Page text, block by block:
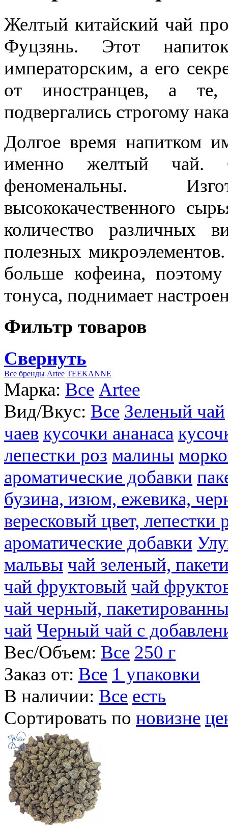
Желтый китайский чай
Фуцзянь. Этот
императорским, а его
от иностранцев, а
подвергались строгому
Долгое время напитком
именно желтый чай.
феноменальны.
высококачественного
количество различных
полезных
больше кофеина,
тонуса, поднимает
Фильтр товаров
Свернуть
Все бренды Artee TEEKANNE
Марка: Все Artee
Вид/Вкус: Все Зеленый чай
чаев кусочки ананаса
лепестки роз малины
ароматические добавки
бузина, изюм, ежевика,
вересковый цвет, лепестки
ароматические добавки
мальвы чай зеленый,
чай фруктовый чай
чай черный,
чай Черный чай с
Вес/Объем: Все 250 г
Заказ от: Все 1 упаковки
В наличии: Все есть
Сортировать по новизне